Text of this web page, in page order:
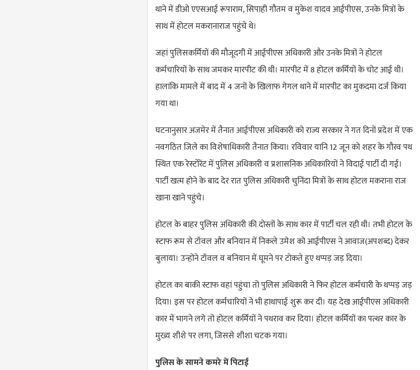
थाने में डीओ एएसआई रूपाराम, सिपाही गौतम व मुकेश यादव आईपीएस, उनके मित्रों के
साथ में होटल मकरानाराज पहुंचे थे।
जहां पुलिसकर्मियों की मौजूदगी में आईपीएस अधिकारी और उनके मित्रों ने होटल
कर्मचारियों के साथ जमकर मारपीट की थी। मारपीट में 8 होटल कर्मियों के चोट आई थी।
हालांकि मामले में बाद में 4 जनों के खिलाफ गेगल थाने में मारपीट का मुकदमा दर्ज किया
गया था।
घटनानुसार अजमेर में तैनात आईपीएस अधिकारी को राज्य सरकार ने गत दिनों प्रदेश में एक
नवगठित जिले का विशेषाधिकारी तैनात किया। रविवार यानि 12 जून को शहर के गौरव पथ
स्थित एक रेस्टोरेंट में पुलिस अधिकारी व प्रशासनिक अधिकारियों ने विदाई पार्टी दी गई।
पार्टी खत्म होने के बाद देर रात पुलिस अधिकारी चुनिंदा मित्रों के साथ होटल मकराना राज
खाना खाने पहुंचे।
होटल के बाहर पुलिस अधिकारी की दोस्तों के साथ कार में पार्टी चल रही थी। तभी होटल के
स्टाफ रूम से टॉवल और बनियान में निकले उमेश को आईपीएस ने आवाज(अपशब्द) देकर
बुलाया। उन्होंने टॉवल व बनियान में घूमने पर टोकते हुए थप्पड़ जड़ दिया।
होटल का बाकी स्टाफ वहां पहुंचा तो पुलिस अधिकारी ने फिर होटल कर्मचारी के थप्पड़ जड़
दिया। इस पर होटल कर्मचारियों ने भी हाथापाई शुरू कर दी। यह देख आईपीएस अधिकारी
कार में भागने लगे तो होटल कर्मियों ने पथराव कर दिया। होटल कर्मियों का पत्थर कार के
मुख्य शीशे पर लगा, जिससे शीशा चटक गया।
पुलिस के सामने कमरे में पिटाई